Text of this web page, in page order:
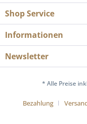
Shop Service
Informationen
Newsletter
* Alle Preise
Bezahlung